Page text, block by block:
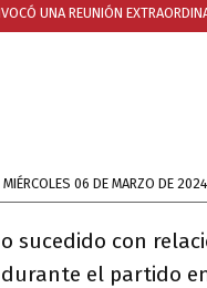
UNA REUNIÓN
MIÉRCOLES 06 DE MARZO DE 2024
o sucedido con
durante el partido